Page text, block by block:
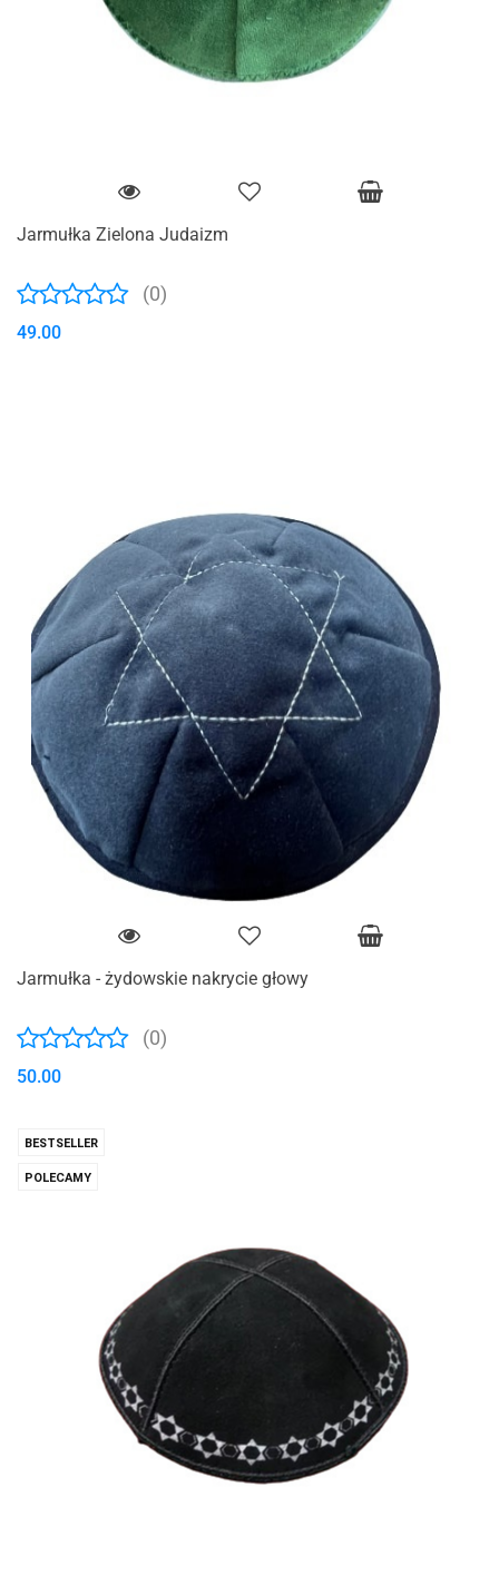
Jarmułka Zielona Judaizm
(0)
49.00
Jarmułka - żydowskie nakrycie głowy
(0)
50.00
BESTSELLER
POLECAMY